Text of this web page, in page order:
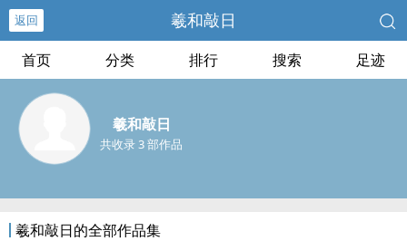
返回 羲和敲日
首页 分类 排行 搜索 足迹
羲和敲日
共收录 3 部作品
羲和敲日的全部作品集